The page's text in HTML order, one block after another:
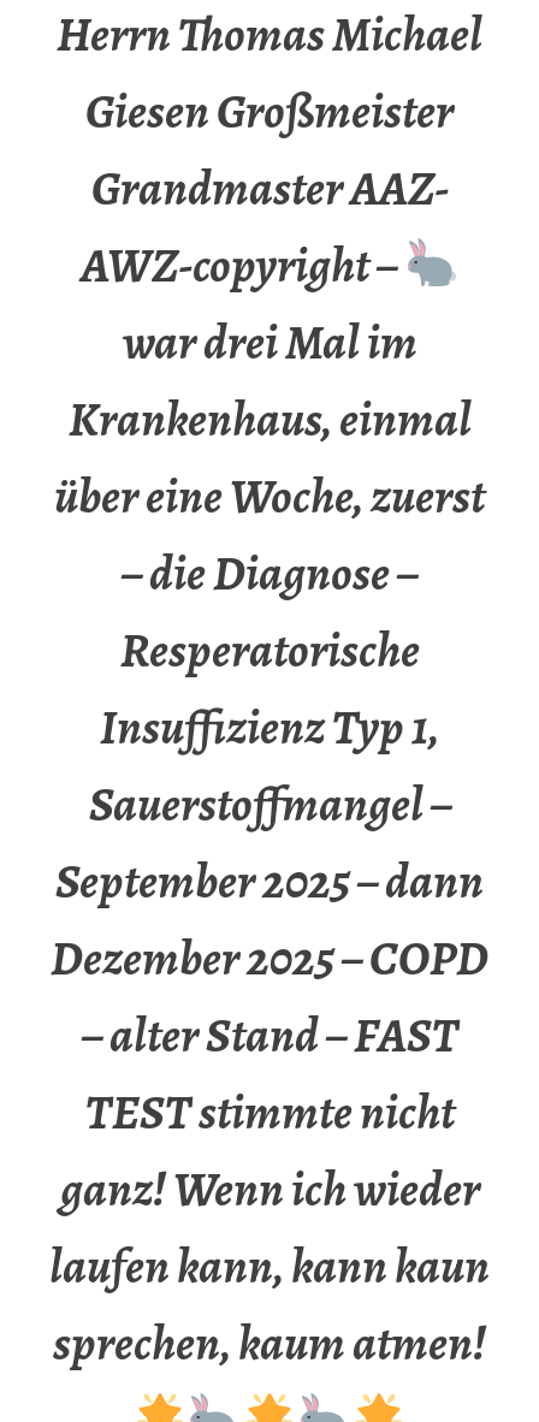
Herrn Thomas Michael
Giesen Großmeister
Grandmaster AAZ-
AWZ-copyright –
war drei Mal im
Krankenhaus, einmal
über eine Woche, zuerst
– die Diagnose –
Resperatorische
Insuffizienz Typ 1,
Sauerstoffmangel –
September 2025 – dann
Dezember 2025 – COPD
– alter Stand – FAST
TEST stimmte nicht
ganz! Wenn ich wieder
laufen kann, kann kaun
sprechen, kaum atmen!